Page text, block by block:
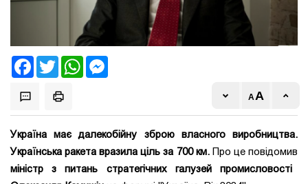
FacebookTwitter WhatsApp
Україна має далекобійну зброю власного виробництва.
Українська ракета вразила ціль за 700 км. Про це повідомив
міністр з питань стратегічних галузей промисловості